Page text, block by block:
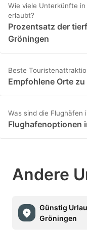
Wie viele Unterkünfte
erlaubt?
Prozentsatz der
Gröningen
Beste
Empfohlene Orte
Was sind die Flughäfen
Flughafenoptionen
Andere
Günstig
Gröningen